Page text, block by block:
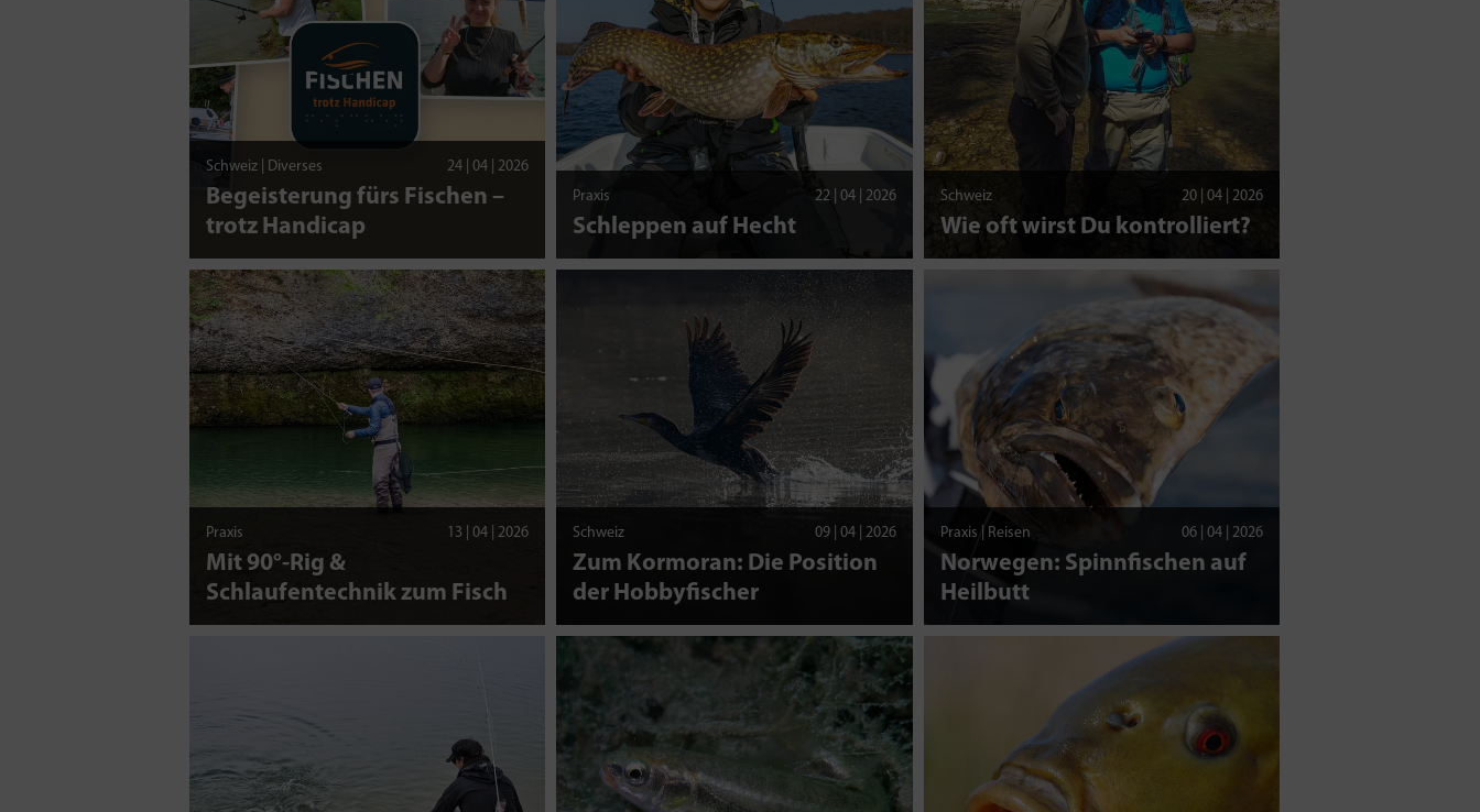
Schweiz | Diverses 24 | 04 | 2026
Begeisterung fürs Fischen –
trotz Handicap
Praxis 22 | 04 | 2026
Schleppen auf Hecht
Schweiz 20 | 04 | 2026
Wie oft wirst Du kontrolliert?
Praxis 13 | 04 | 2026
Mit 90°-Rig &
Schlaufentechnik zum Fisch
Schweiz 09 | 04 | 2026
Zum Kormoran: Die Position
der Hobbyfischer
Praxis | Reisen 06 | 04 | 2026
Norwegen: Spinnfischen auf
Heilbutt